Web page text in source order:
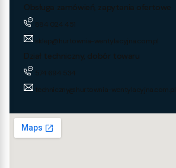
Obsługa zamówień, zapytania ofertowe
884 024 451
sklep@hurtownia-wentylacyjna.com.pl
Dział techniczny, dobór towaru
574 694 534
techniczny@hurtownia-wentylacyjna.com.pl